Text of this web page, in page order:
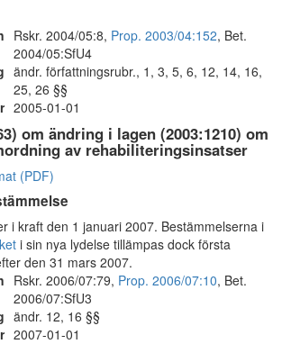
Rskr. 2004/05:8, Prop. 2003/04:152, Bet.
2004/05:SfU4
ändr. författningsrubr., 1, 3, 5, 6, 12, 14, 16,
25, 26 §§
2005-01-01
om ändring i lagen (2003:1210) om
av rehabiliteringsinsatser
(PDF)
i kraft den 1 januari 2007. Bestämmelserna i
i sin nya lydelse tillämpas dock första
den 31 mars 2007.
Rskr. 2006/07:79, Prop. 2006/07:10, Bet.
2006/07:SfU3
ändr. 12, 16 §§
2007-01-01